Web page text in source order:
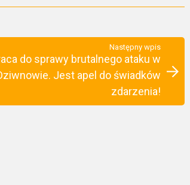
Następny wpis
do sprawy brutalnego ataku w
Jest apel do świadków
zdarzenia!